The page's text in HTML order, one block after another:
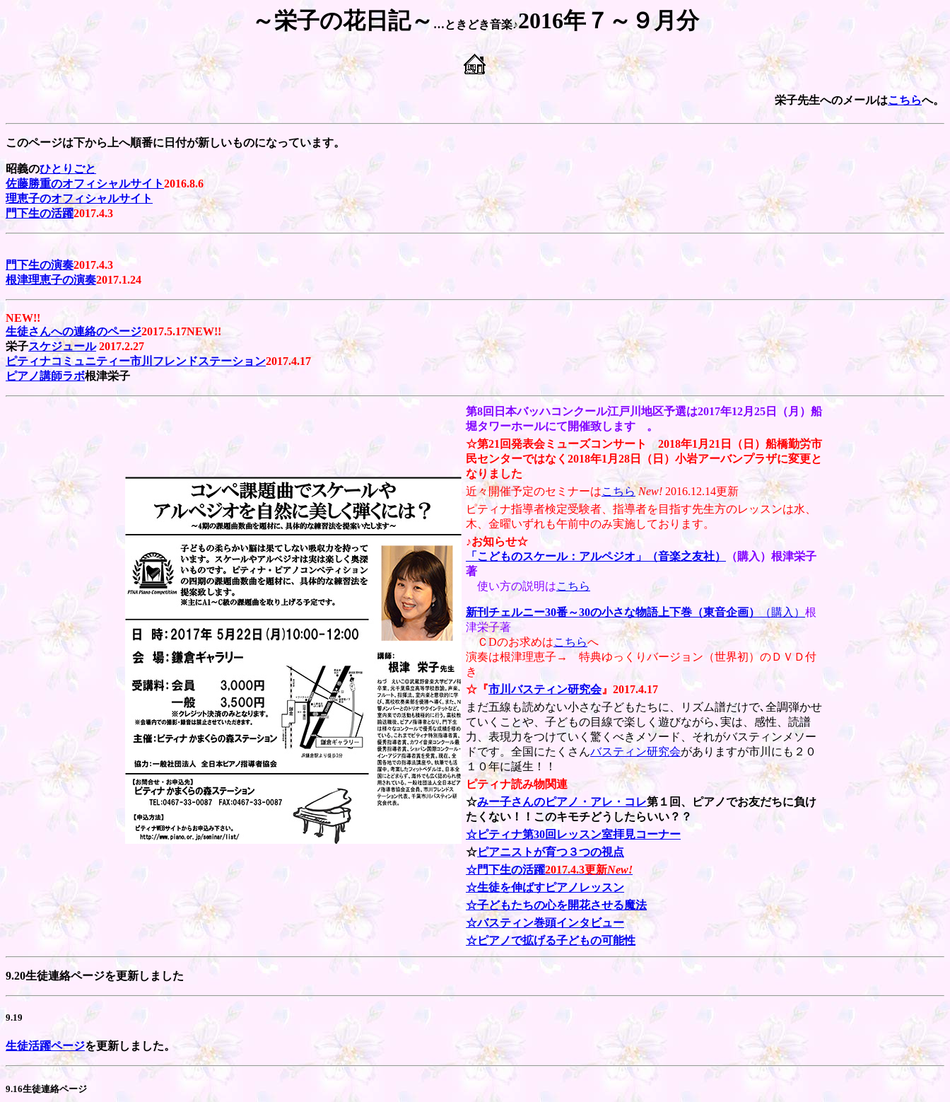
～栄子の花日記～ …ときどき音楽♪2016年７～９月分
栄子先生へのメールはこちらへ。
このページは下から上へ順番に日付が新しいものになっています。
昭義のひとりごと
佐藤勝重のオフィシャルサイト2016.8.6
理恵子のオフィシャルサイト
門下生の活躍2017.4.3
門下生の演奏2017.4.3
根津理恵子の演奏2017.1.24
NEW!!
生徒さんへの連絡のページ2017.5.17NEW!!
栄子スケジュール 2017.2.27
ピティナコミュニティー市川フレンドステーション2017.4.17
ピアノ講師ラボ根津栄子
第8回日本バッハコンクール江戸川地区予選は2017年12月25日（月）船
堀タワーホールにて開催致します 。
☆第21回発表会ミューズコンサート 2018年1月21日（日）船橋勤労市
民センターではなく2018年1月28日（日） 小岩アーバンプラザに変更と
なりました
近々開催予定のセミナーはこちら New! 2016.12.14更新
ピティナ指導者検定受験者、指導者を目指す先生方のレッスンは水、
木、金曜いずれも午前中のみ実施しております。
♪お知らせ☆
「こどものスケール：アルペジオ」（音楽之友社）
（購入）根津栄子
著
使い方の説明はこちら
新刊チェルニー30番～30の小さな物語上下巻（東音企画） （購入） 根
津栄子著
ＣDのお求めはこちらへ
演奏は根津理恵子→ 特典ゆっくりバージョン（世界初）のＤＶＤ付
き
☆『市川バスティン研究会』 2017.4.17
まだ五線も読めない小さな子どもたちに、リズム譜だけで､全調弾かせ
ていくことや、子どもの目線で楽しく遊びながら､実は、感性、読譜
力、表現力をつけていく驚くべきメソード、それがバスティンメソー
ドです。全国にたくさんバスティン研究会がありますが市川にも２０
１０年に誕生！！
ピティナ読み物関連
☆みー子さんのピアノ・アレ・コレ第１回、ピアノでお友だちに負け
たくない！！このキモチどうしたらいい？？
☆ピティナ第30回レッスン室拝見コーナー
☆ピアニストが育つ３つの視点
☆門下生の活躍2017.4.3更新New!
☆生徒を伸ばすピアノレッスン
☆子どもたちの心を開花させる魔法
☆バスティン巻頭インタビュー
☆ピアノで拡げる子どもの可能性
9.20生徒連絡ページを更新しました
9.19
生徒活躍ページを更新しました。
9.16生徒連絡ページ